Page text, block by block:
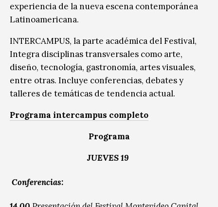
experiencia de la nueva escena contemporánea
Latinoamericana.
INTERCAMPUS, la parte académica del Festival,
Integra disciplinas transversales como arte,
diseño, tecnología, gastronomía, artes visuales,
entre otras. Incluye conferencias, debates y
talleres de temáticas de tendencia actual.
Programa intercampus completo
Programa
JUEVES 19
Conferencias: